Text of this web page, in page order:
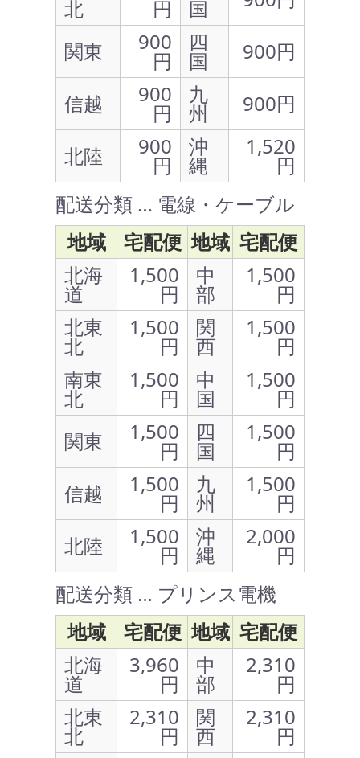
北 円 国
関東
900
円
四
国
900円
信越
900
円
九
州
900円
北陸
900
円
沖
縄
1,520
円
配送分類 … 電線・ケーブル
地域
宅配便 地域 宅配便
北海
道
1,500
円
中
部
1,500
円
北東
北
1,500
円
関
西
1,500
円
南東
北
1,500
円
中
国
1,500
円
関東
1,500
円
四
国
1,500
円
信越
1,500
円
九
州
1,500
円
北陸
1,500
円
沖
縄
2,000
円
配送分類 … プリンス電機
地域
宅配便 地域 宅配便
北海
道
3,960
円
中
部
2,310
円
北東
北
2,310
円
関
西
2,310
円